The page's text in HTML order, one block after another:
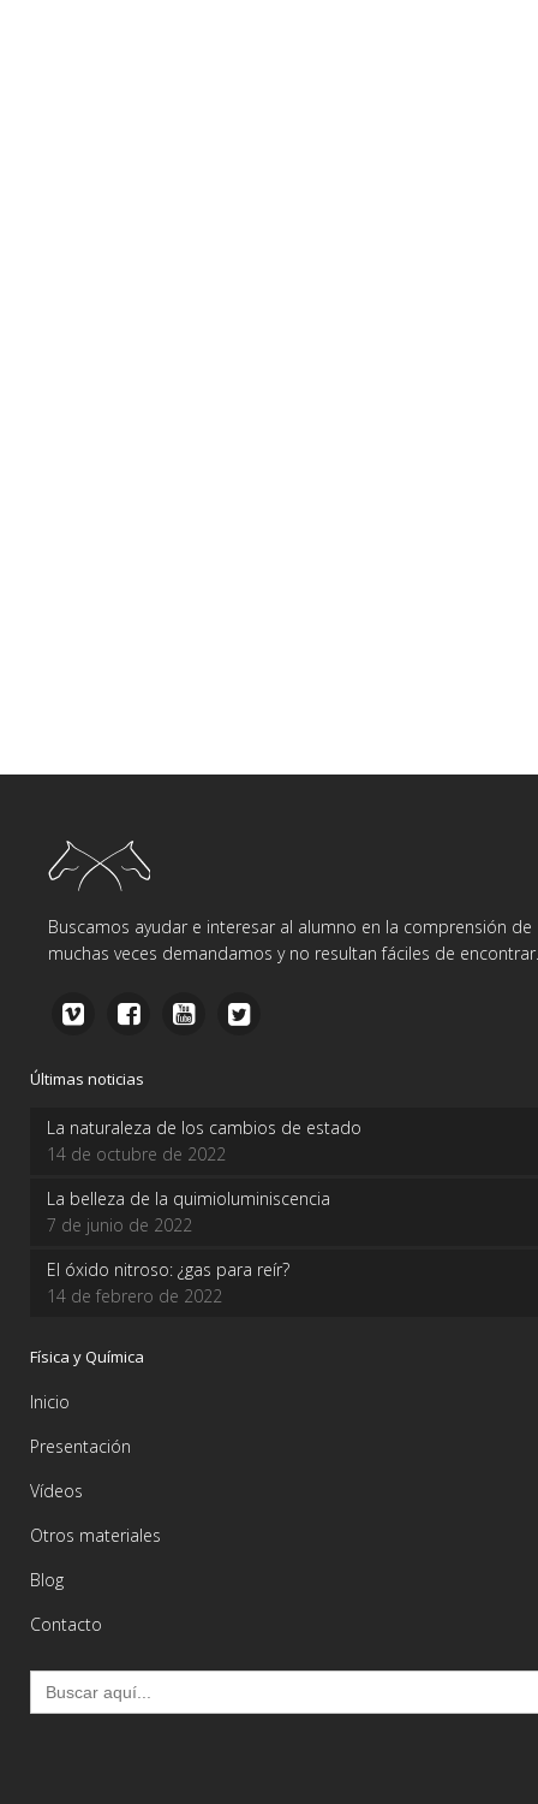
Buscamos ayudar e interesar al alumno en la comprensión
muchas veces demandamos y no resultan fáciles de encontrar.
Últimas noticias
La naturaleza de los cambios de estado
14 de octubre de 2022
La belleza de la quimioluminiscencia
7 de junio de 2022
El óxido nitroso: ¿gas para reír?
14 de febrero de 2022
Física y Química
Inicio
Presentación
Vídeos
Otros materiales
Blog
Contacto
Buscar: